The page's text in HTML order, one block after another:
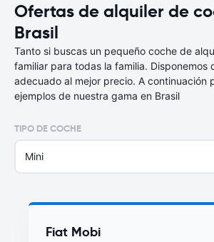
Ofertas de alquiler de
Brasil
Tanto si buscas un pequeño coche de
familiar para todas la familia. Disponemos
adecuado al mejor precio. A continuación
ejemplos de nuestra gama en Brasil
TIPO DE COCHE
Mini
Fiat Mobi